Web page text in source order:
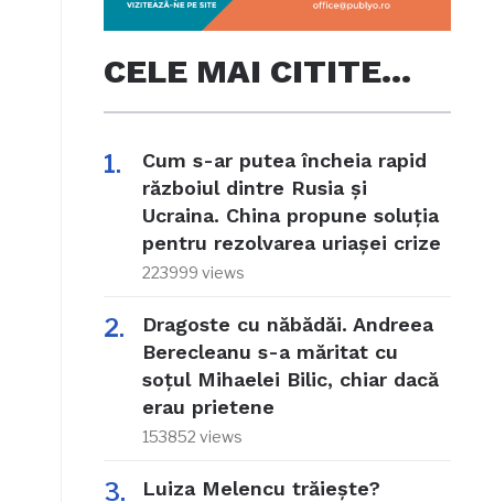
CELE MAI CITITE…
Cum s-ar putea încheia rapid
războiul dintre Rusia și
Ucraina. China propune soluția
pentru rezolvarea uriașei crize
223999 views
Dragoste cu năbădăi. Andreea
Berecleanu s-a măritat cu
soțul Mihaelei Bilic, chiar dacă
erau prietene
153852 views
Luiza Melencu trăiește?